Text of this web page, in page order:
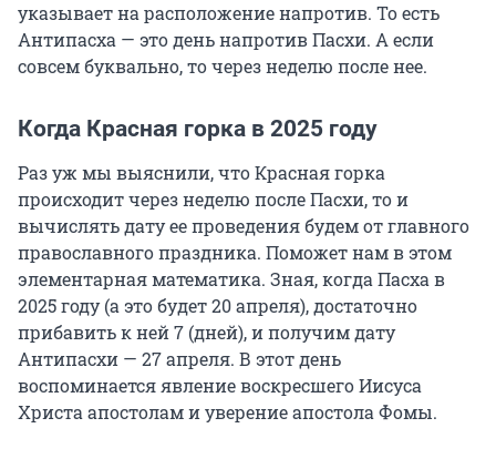
указывает на расположение напротив. То есть
Антипасха — это день напротив Пасхи. А если
совсем буквально, то через неделю после нее.
Когда Красная горка в 2025 году
Раз уж мы выяснили, что Красная горка
происходит через неделю после Пасхи, то и
вычислять дату ее проведения будем от главного
православного праздника. Поможет нам в этом
элементарная математика. Зная, когда Пасха в
2025 году (а это будет 20 апреля), достаточно
прибавить к ней 7 (дней), и получим дату
Антипасхи — 27 апреля. В этот день
воспоминается явление воскресшего Иисуса
Христа апостолам и уверение апостола Фомы.